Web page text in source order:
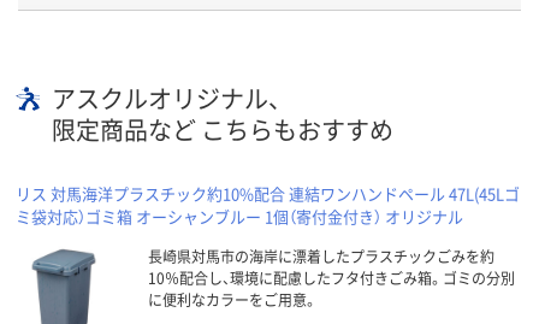
アスクルオリジナル、
限定商品など こちらもおすすめ
リス 対馬海洋プラスチック約10%配合 連結ワンハンドペール 47L(45Lゴ
ミ袋対応）ゴミ箱 オーシャンブルー 1個（寄付金付き） オリジナル
長崎県対馬市の海岸に漂着したプラスチックごみを約
10％配合し、環境に配慮したフタ付きごみ箱。ゴミの分別
に便利なカラーをご用意。